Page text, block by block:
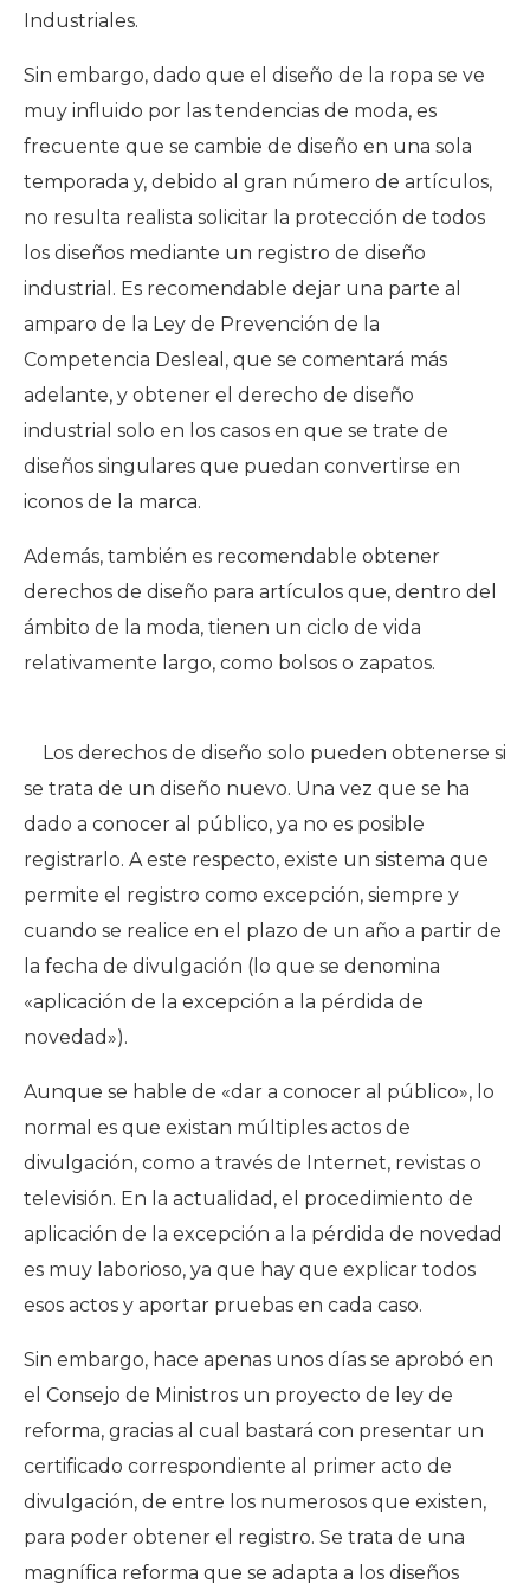
Industriales.
Sin embargo, dado que el diseño de la ropa se ve
muy influido por las tendencias de moda, es
frecuente que se cambie de diseño en una sola
temporada y, debido al gran número de artículos,
no resulta realista solicitar la protección de todos
los diseños mediante un registro de diseño
industrial. Es recomendable dejar una parte al
amparo de la Ley de Prevención de la
Competencia Desleal, que se comentará más
adelante, y obtener el derecho de diseño
industrial solo en los casos en que se trate de
diseños singulares que puedan convertirse en
iconos de la marca.
Además, también es recomendable obtener
derechos de diseño para artículos que, dentro del
ámbito de la moda, tienen un ciclo de vida
relativamente largo, como bolsos o zapatos.
Los derechos de diseño solo pueden obtenerse si
se trata de un diseño nuevo. Una vez que se ha
dado a conocer al público, ya no es posible
registrarlo. A este respecto, existe un sistema que
permite el registro como excepción, siempre y
cuando se realice en el plazo de un año a partir de
la fecha de divulgación (lo que se denomina
«aplicación de la excepción a la pérdida de
novedad»).
Aunque se hable de «dar a conocer al público», lo
normal es que existan múltiples actos de
divulgación, como a través de Internet, revistas o
televisión. En la actualidad, el procedimiento de
aplicación de la excepción a la pérdida de novedad
es muy laborioso, ya que hay que explicar todos
esos actos y aportar pruebas en cada caso.
Sin embargo, hace apenas unos días se aprobó en
el Consejo de Ministros un proyecto de ley de
reforma, gracias al cual bastará con presentar un
certificado correspondiente al primer acto de
divulgación, de entre los numerosos que existen,
para poder obtener el registro. Se trata de una
magnífica reforma que se adapta a los diseños